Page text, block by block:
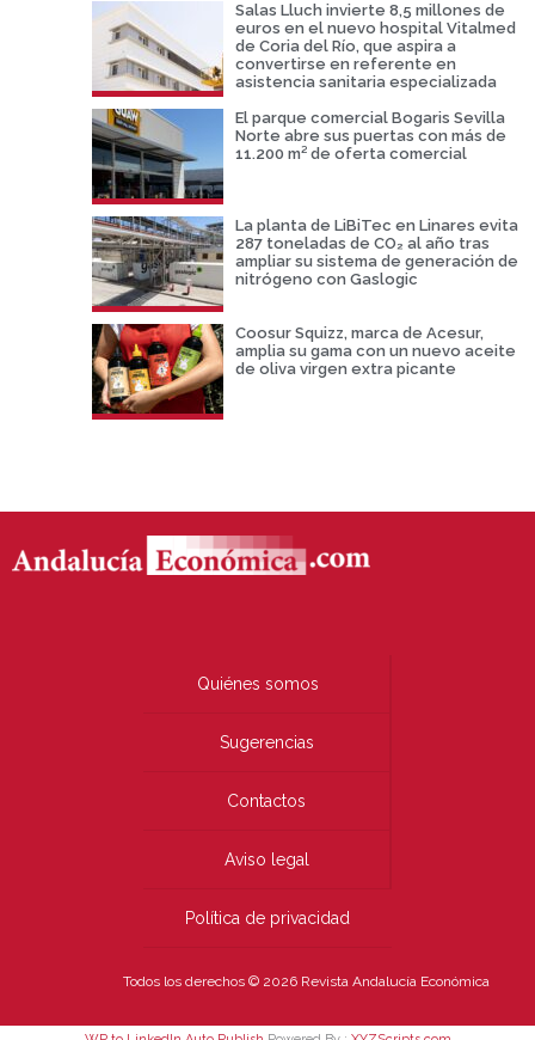
Salas Lluch invierte 8,5 millones de
euros en el nuevo hospital Vitalmed
de Coria del Río, que aspira a
convertirse en referente en
asistencia sanitaria especializada
El parque comercial Bogaris Sevilla
Norte abre sus puertas con más de
11.200 m² de oferta comercial
La planta de LiBiTec en Linares evita
287 toneladas de CO₂ al año tras
ampliar su sistema de generación de
nitrógeno con Gaslogic
Coosur Squizz, marca de Acesur,
amplia su gama con un nuevo aceite
de oliva virgen extra picante
Quiénes somos
Sugerencias
Contactos
Aviso legal
Política de privacidad
Todos los derechos © 2026 Revista Andalucía Económica